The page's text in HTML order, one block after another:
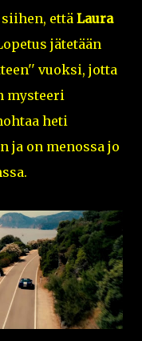
että Laura
jätetään
vuoksi, jotta
mysteeri
heti
ja on menossa jo